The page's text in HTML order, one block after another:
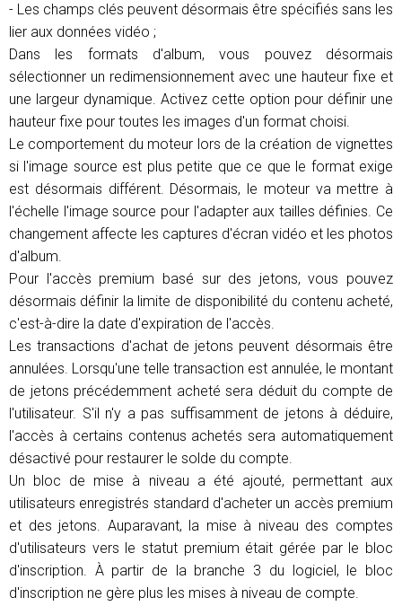
- Les champs clés peuvent désormais être spécifiés sans les
lier aux données vidéo ;
Dans les formats d'album, vous pouvez désormais
sélectionner un redimensionnement avec une hauteur fixe et
une largeur dynamique. Activez cette option pour définir une
hauteur fixe pour toutes les images d'un format choisi.
Le comportement du moteur lors de la création de vignettes
si l'image source est plus petite que ce que le format exige
est désormais différent. Désormais, le moteur va mettre à
l'échelle l'image source pour l'adapter aux tailles définies. Ce
changement affecte les captures d'écran vidéo et les photos
d'album.
Pour l'accès premium basé sur des jetons, vous pouvez
désormais définir la limite de disponibilité du contenu acheté,
c'est-à-dire la date d'expiration de l'accès.
Les transactions d'achat de jetons peuvent désormais être
annulées. Lorsqu'une telle transaction est annulée, le montant
de jetons précédemment acheté sera déduit du compte de
l'utilisateur. S'il n'y a pas suffisamment de jetons à déduire,
l'accès à certains contenus achetés sera automatiquement
désactivé pour restaurer le solde du compte.
Un bloc de mise à niveau a été ajouté, permettant aux
utilisateurs enregistrés standard d'acheter un accès premium
et des jetons. Auparavant, la mise à niveau des comptes
d'utilisateurs vers le statut premium était gérée par le bloc
d'inscription. À partir de la branche 3 du logiciel, le bloc
d'inscription ne gère plus les mises à niveau de compte.